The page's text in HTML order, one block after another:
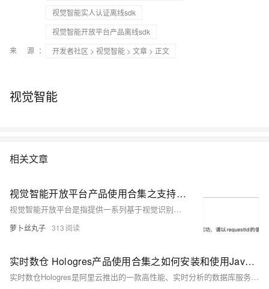
视觉智能实人认证离线sdk
视觉智能开放平台产品离线sdk
来 源：
开发者社区 > 视觉智能 > 文章 > 正文
视觉智能
相关文章
视觉智能开放平台产品使用合集之支持的离线SDK有哪些
视觉智能开放平台是指提供一系列基于视觉识别技术的API和服务的平台，这些服务通常包括图像识别、人脸识别、物体检测、文字识别、场景理解等。企业或开发者可以通过调用这些API，快速将视觉智能功能集成到自己的应用或服务中，而无需从零开始研发相关算法和技术。以下是一些常见的视觉智能开放平台产品及其应用场景的概览。
萝卜丝丸子 313
实时数仓 Hologres产品使用合集之如何安装和使用Java SDK
实时数仓Hologres是阿里云推出的一款高性能、实时分析的数据库服务，专为大数据分析和复杂查询场景设计。使用Hologres，企业能够打破传统数据仓库的延迟瓶颈，实现数据到决策的无缝衔接，加速业务创新和响应速度。以下是Hologres产品的一些典型使用场景合集。